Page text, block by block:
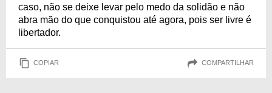
caso, não se deixe levar pelo medo da solidão e não
abra mão do que conquistou até agora, pois ser livre é
libertador.
COPIAR COMPARTILHAR